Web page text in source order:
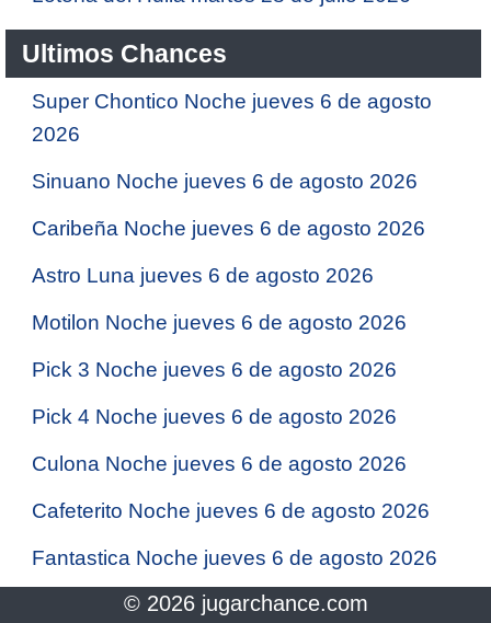
Ultimos Chances
Super Chontico Noche jueves 6 de agosto
2026
Sinuano Noche jueves 6 de agosto 2026
Caribeña Noche jueves 6 de agosto 2026
Astro Luna jueves 6 de agosto 2026
Motilon Noche jueves 6 de agosto 2026
Pick 3 Noche jueves 6 de agosto 2026
Pick 4 Noche jueves 6 de agosto 2026
Culona Noche jueves 6 de agosto 2026
Cafeterito Noche jueves 6 de agosto 2026
Fantastica Noche jueves 6 de agosto 2026
© 2026 jugarchance.com